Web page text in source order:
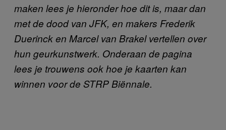
maken lees je hieronder hoe dit is, maar dan
met de dood van JFK, en makers Frederik
Duerinck en Marcel van Brakel vertellen over
hun geurkunstwerk. Onderaan de pagina
lees je trouwens ook hoe je kaarten kan
winnen voor de STRP Biënnale.